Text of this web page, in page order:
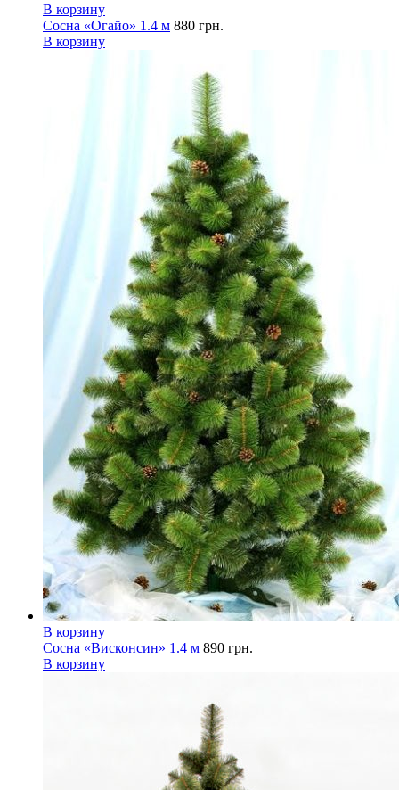
В корзину
Сосна «Огайо» 1.4 м 880 грн.
В корзину
В корзину
Сосна «Висконсин» 1.4 м 890 грн.
В корзину